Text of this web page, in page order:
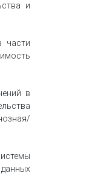
и
части
в